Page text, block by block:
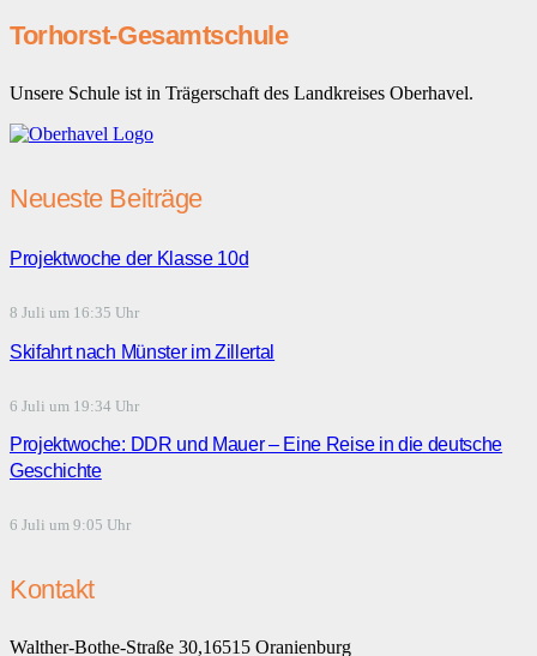
Torhorst-Gesamtschule
Unsere Schule ist in Trägerschaft des Landkreises Oberhavel.
Neueste Beiträge
Projektwoche der Klasse 10d
8 Juli um 16:35 Uhr
Skifahrt nach Münster im Zillertal
6 Juli um 19:34 Uhr
Projektwoche: DDR und Mauer – Eine Reise in die deutsche
Geschichte
6 Juli um 9:05 Uhr
Kontakt
Walther-Bothe-Straße 30,16515 Oranienburg